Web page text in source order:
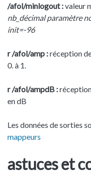
/afol/minlogout :valeur
nb_décimal paramètre
init=-96
r /afol/amp :réception
0. à 1.
r /afol/ampdB :
en dB
Les données de sorties
mappeurs
astuces et